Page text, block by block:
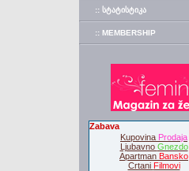
:: ᲡᲢᲐᲢᲘᲡᲢᲘᲙᲐ
:: MEMBERSHIP
Zabava
Kupovina Prodaja
Ljubavno Gnezdo
Apartman Bansko
Crtani Filmovi